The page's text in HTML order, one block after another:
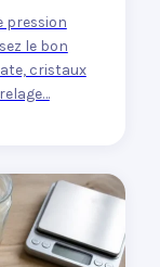
pression
le bon
cristaux